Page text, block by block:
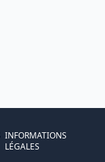
INFORMATIONS
LÉGALES